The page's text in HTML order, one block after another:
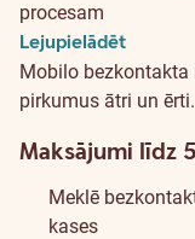
procesam
Lejupielādēt
Mobilo
pirkumus ātri un ērti.
Maksājumi līdz
Meklē
kases